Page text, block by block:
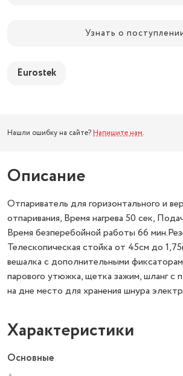
Узнать о
Eurostek
Нашли ошибку на сайте? Напишите нам.
Описание
Отпариватель для горизонтального и
отпаривания, Время нагрева 50 сек,
Время безперебойной работы 66
Телескопическая стойка от 45см до
вешалка с дополнительными
парового утюжка, щетка зажим, шланг с
на дне место для хранения шнура
Характеристики
Основные